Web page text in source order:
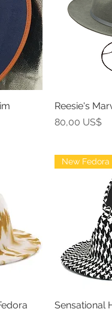
Reesie's
Precio
80,00 US$
New Fedora
Sensational